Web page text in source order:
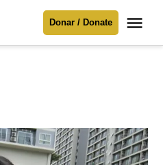
necesitamos
Donar / Donate